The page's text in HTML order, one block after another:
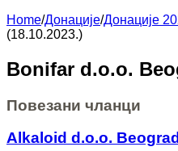
Home/Донације/Донације
(18.10.2023.)
Bonifar d.o.o.
Повезани чланци
Alkaloid d.o.o.